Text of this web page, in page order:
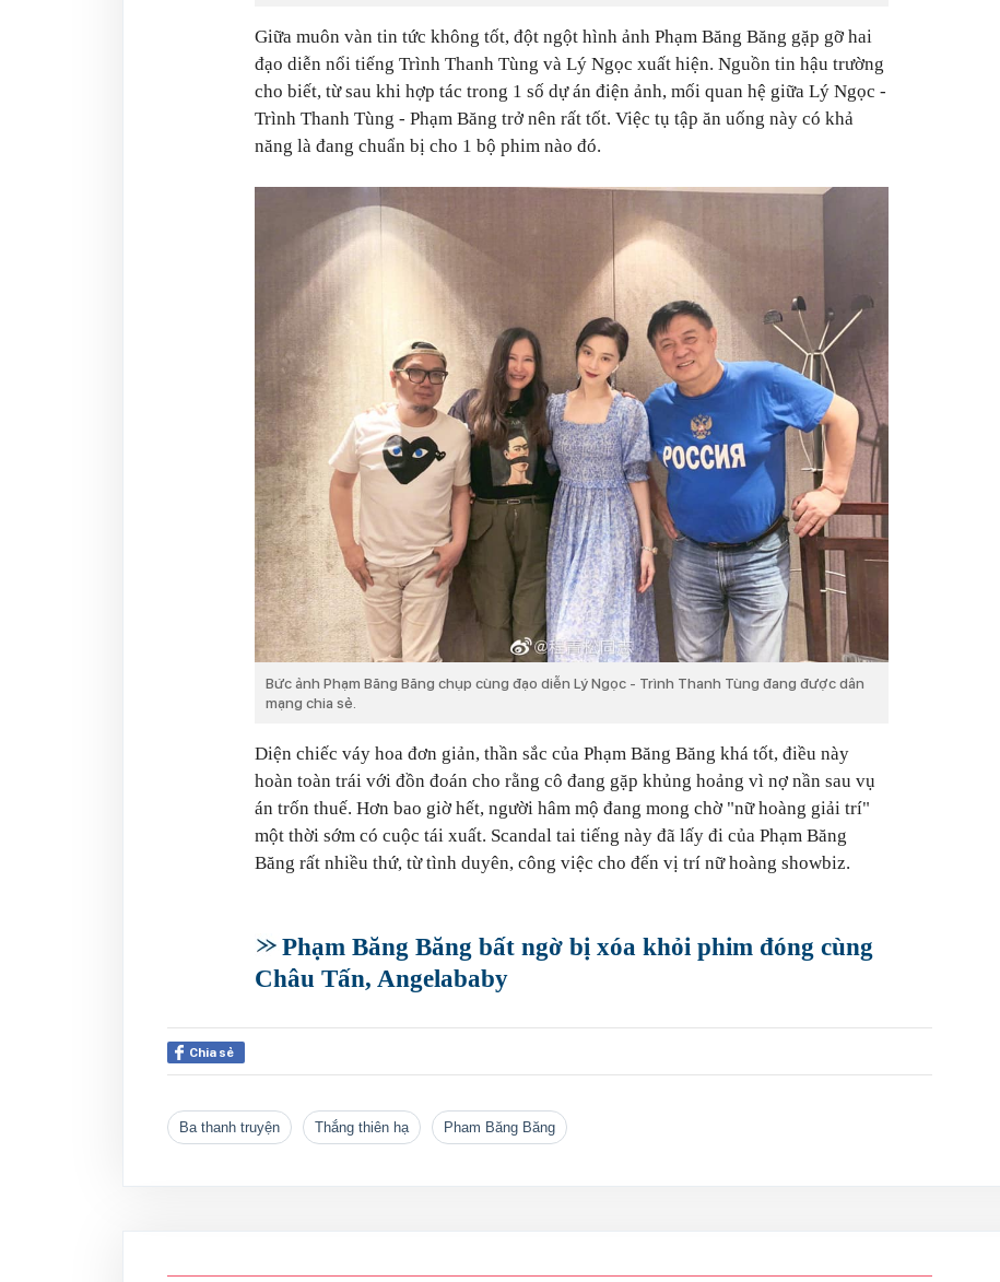
Giữa muôn vàn tin tức không tốt, đột ngột hình ảnh Phạm Băng Băng gặp gỡ hai
đạo diễn nổi tiếng Trình Thanh Tùng và Lý Ngọc xuất hiện. Nguồn tin hậu trường
cho biết, từ sau khi hợp tác trong 1 số dự án điện ảnh, mối quan hệ giữa Lý Ngọc -
Trình Thanh Tùng - Phạm Băng trở nên rất tốt. Việc tụ tập ăn uống này có khả
năng là đang chuẩn bị cho 1 bộ phim nào đó.
Bức ảnh Phạm Băng Băng chụp cùng đạo diễn Lý Ngọc - Trình Thanh Tùng đang được dân
mạng chia sẻ.
Diện chiếc váy hoa đơn giản, thần sắc của Phạm Băng Băng khá tốt, điều này
hoàn toàn trái với đồn đoán cho rằng cô đang gặp khủng hoảng vì nợ nần sau vụ
án trốn thuế. Hơn bao giờ hết, người hâm mộ đang mong chờ "nữ hoàng giải trí"
một thời sớm có cuộc tái xuất. Scandal tai tiếng này đã lấy đi của Phạm Băng
Băng rất nhiều thứ, từ tình duyên, công việc cho đến vị trí nữ hoàng showbiz.
Phạm Băng Băng bất ngờ bị xóa khỏi phim đóng cùng
Châu Tấn, Angelababy
Chia sẻ
ba thanh truyện thắng thiên hạ Pham Băng Băng